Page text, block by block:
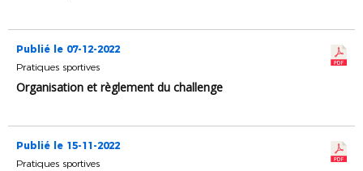
Publié le 07-12-2022
Pratiques sportives
Organisation et règlement du challenge
Publié le 15-11-2022
Pratiques sportives